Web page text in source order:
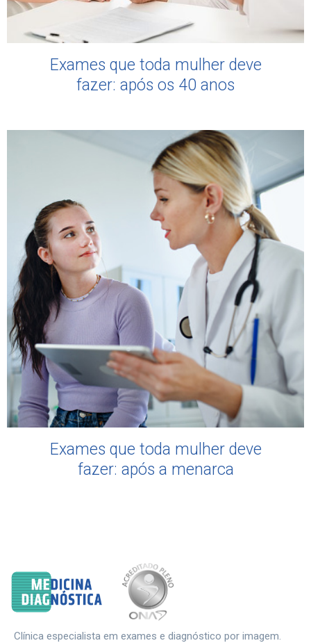
Exames que toda mulher deve
fazer: após os 40 anos
Exames que toda mulher deve
fazer: após a menarca
Clínica especialista em exames e diagnóstico por imagem.